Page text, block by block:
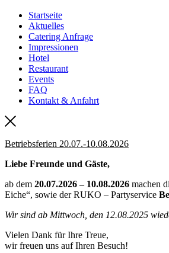
Startseite
Aktuelles
Catering Anfrage
Impressionen
Hotel
Restaurant
Events
FAQ
Kontakt & Anfahrt
Betriebsferien 20.07.-10.08.2026
Liebe Freunde und Gäste,
ab dem 20.07.2026 – 10.08.2026 machen
Eiche“, sowie der RUKO – Partyservice
Wir sind ab Mittwoch, den 12.08.2025
Vielen Dank für Ihre Treue,
wir freuen uns auf Ihren Besuch!